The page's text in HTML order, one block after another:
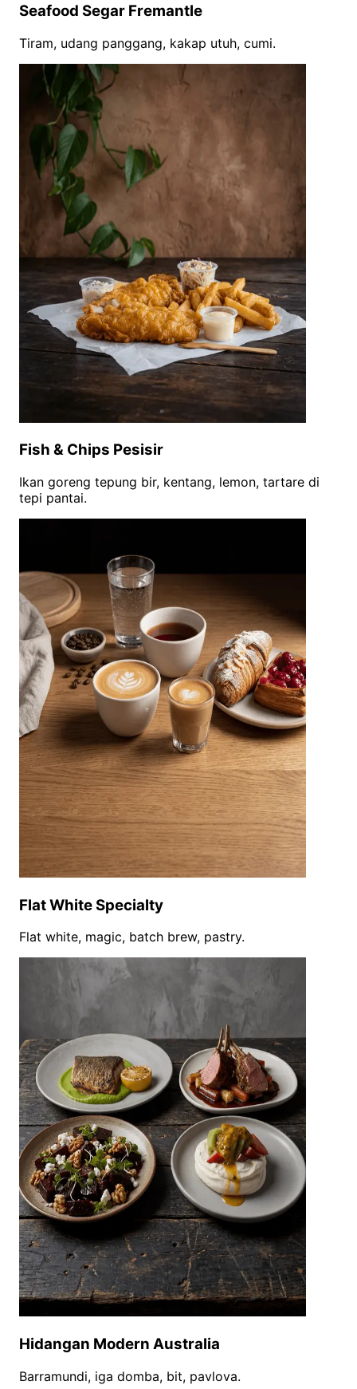
Seafood Segar Fremantle
Tiram, udang panggang, kakap utuh, cumi.
Fish & Chips Pesisir
Ikan goreng tepung bir, kentang, lemon, tartare di
tepi pantai.
Flat White Specialty
Flat white, magic, batch brew, pastry.
Hidangan Modern Australia
Barramundi, iga domba, bit, pavlova.